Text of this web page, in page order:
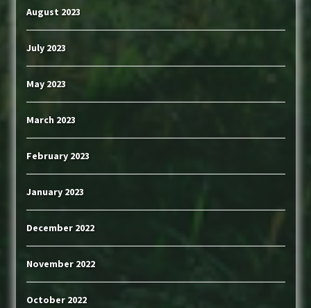
August 2023
July 2023
May 2023
March 2023
February 2023
January 2023
December 2022
November 2022
October 2022